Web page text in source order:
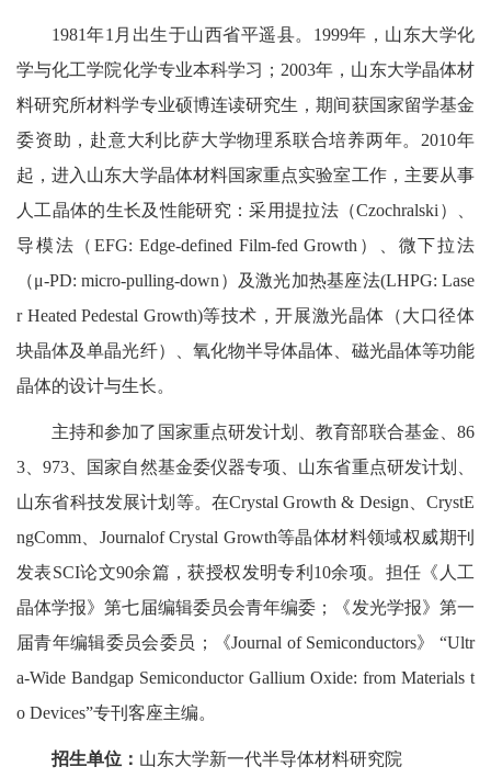
1981年1月出生于山西省平遥县。1999年，山东大学化
学与化工学院化学专业本科学习；2003年，山东大学晶体材
料研究所材料学专业硕博连读研究生，期间获国家留学基金
委资助，赴意大利比萨大学物理系联合培养两年。2010年
起，进入山东大学晶体材料国家重点实验室工作，主要从事
人工晶体的生长及性能研究：采用提拉法（Czochralski）、
导模法（EFG: Edge-defined Film-fed Growth）、微下拉法
（μ-PD: micro-pulling-down）及激光加热基座法(LHPG: Lase
r Heated Pedestal Growth)等技术，开展激光晶体（大口径体
块晶体及单晶光纤）、氧化物半导体晶体、磁光晶体等功能
晶体的设计与生长。
主持和参加了国家重点研发计划、教育部联合基金、86
3、973、国家自然基金委仪器专项、山东省重点研发计划、
山东省科技发展计划等。在Crystal Growth & Design、CrystE
ngComm、Journalof Crystal Growth等晶体材料领域权威期刊
发表SCI论文90余篇，获授权发明专利10余项。担任《人工
晶体学报》第七届编辑委员会青年编委；《发光学报》第一
届青年编辑委员会委员；《Journal of Semiconductors》 “Ultr
a-Wide Bandgap Semiconductor Gallium Oxide: from Materials t
o Devices”专刊客座主编。
招生单位： 山东大学新一代半导体材料研究院